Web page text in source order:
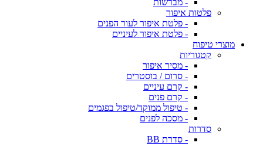
- מברשות
פלטות איפור
- פלטת איפור לעור הפנים
- פלטת איפור לעיניים
מוצרי טיפוח
קטגוריות
- מסיר איפור
- סרום / בוסטרים
- קרם עיניים
- קרם פנים
- טיפול ממוקד/טיפול בפגמים
- מסכה לפנים
סדרות
- סדרת BB